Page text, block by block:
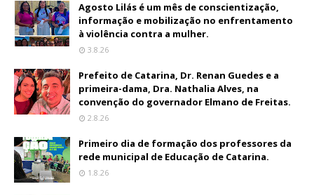
Agosto Lilás é um mês de conscientização,
informação e mobilização no enfrentamento
à violência contra a mulher.
3.8.26
Prefeito de Catarina, Dr. Renan Guedes e a
primeira-dama, Dra. Nathalia Alves, na
convenção do governador Elmano de Freitas.
2.8.26
Primeiro dia de formação dos professores da
rede municipal de Educação de Catarina.
1.8.26